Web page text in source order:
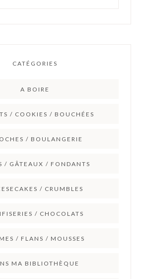
CATÉGORIES
A BOIRE
/ COOKIES / BOUCHÉES
/ BOULANGERIE
/ GÂTEAUX / FONDANTS
/ CRUMBLES
/ CHOCOLATS
/ FLANS / MOUSSES
MA BIBLIOTHÈQUE